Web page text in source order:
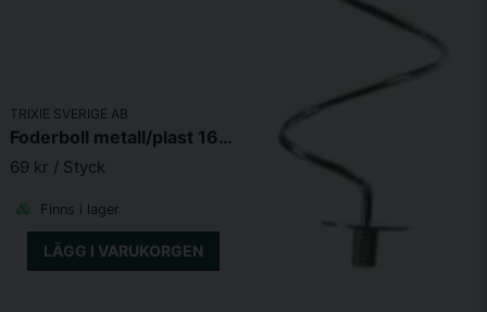
TRIXIE SVERIGE AB
Foderboll metall/plast 16cm
69 kr / Styck
Finns i lager
LÄGG I VARUKORGEN